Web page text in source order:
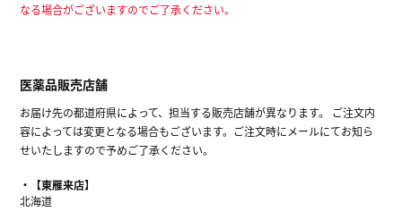
なる場合がございますのでご了承ください。
医薬品販売店舗
お届け先の都道府県によって、担当する販売店舗が異なります。 ご注文内
容によっては変更となる場合もございます。ご注文時にメールにてお知ら
せいたしますので予めご了承ください。
【東雁来店】
北海道